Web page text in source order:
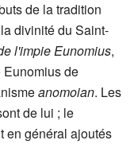
de la tradition
divinité du Saint-
l'impie Eunomius,
Eunomius de
anomoian. Les
de lui ; le
en général ajoutés